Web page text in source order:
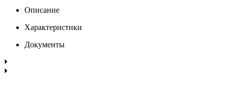
Описание
Характеристики
Документы